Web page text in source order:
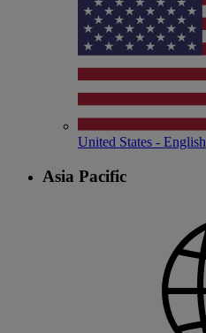
United States - English
Asia Pacific